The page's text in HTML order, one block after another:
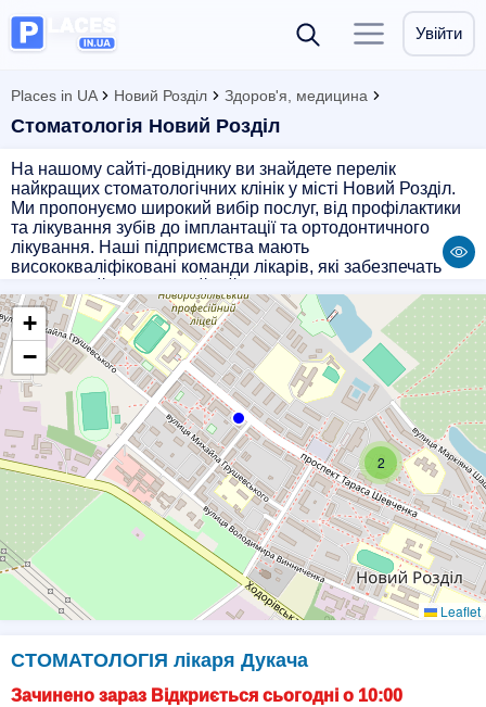
Увійти
Places in UA Новий Розділ Здоров'я, медицина
Стоматологія Новий Розділ
На нашому сайті-довіднику ви знайдете перелік
найкращих стоматологічних клінік у місті Новий Розділ.
Ми пропонуємо широкий вибір послуг, від профілактики
та лікування зубів до імплантації та ортодонтичного
лікування. Наші підприємства мають
висококваліфіковані команди лікарів, які забезпечать
працюють з сучасним обладнанням і застосовують
інноваційні методи лікування, що забезпечить вам
здорові зуби і яскраву посмішку. Обирайте надійних
фахівців для догляду за своїм здоров'ям!
2
+
−
Leaflet
СТОМАТОЛОГІЯ лікаря Дукача
Зачинено зараз Відкриється сьогодні о 10:00